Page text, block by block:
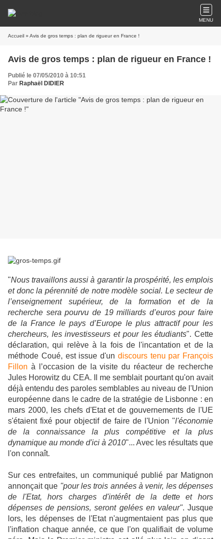
MENU
Accueil » Avis de gros temps : plan de rigueur en France !
Avis de gros temps : plan de rigueur en France !
Publié le 07/05/2010 à 10:51
Par Raphaël DIDIER
"Nous travaillons aussi à garantir la prospérité, les emplois
et donc la pérennité de notre modèle social. Le secteur de
l’enseignement supérieur, de la formation et de la
recherche sera pourvu de 19 milliards d’euros pour faire
de la France le pays d’Europe le plus attractif pour les
chercheurs, les investisseurs et pour les étudiants". Cette
déclaration, qui relève à la fois de l'incantation et de la
méthode Coué, est issue d'un discours tenu par François
Fillon à l’occasion de la visite du réacteur de recherche
Jules Horowitz du CEA. Il me semblait pourtant qu'on avait
déjà entendu des paroles semblables au niveau de l'Union
européenne dans le cadre de la stratégie de Lisbonne : en
mars 2000, les chefs d'Etat et de gouvernements de l'UE
s'étaient fixé pour objectif de faire de l'Union "l'économie
de la connaissance la plus compétitive et la plus
dynamique au monde d'ici à 2010"... Avec les résultats que
l'on connaît.
Sur ces entrefaites, un communiqué publié par Matignon
annonçait que "pour les trois années à venir, les dépenses
de l'Etat, hors charges d'intérêt de la dette et hors
dépenses de pensions, seront gelées en valeur". Jusque
lors, les dépenses de l'Etat n'augmentaient pas plus que
l'inflation chaque année, ce que l'on qualifiait de volume